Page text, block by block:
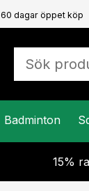
60 dagar öppet köp
Badminton
15%